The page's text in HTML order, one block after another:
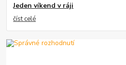
Jeden víkend v ráji
číst celé